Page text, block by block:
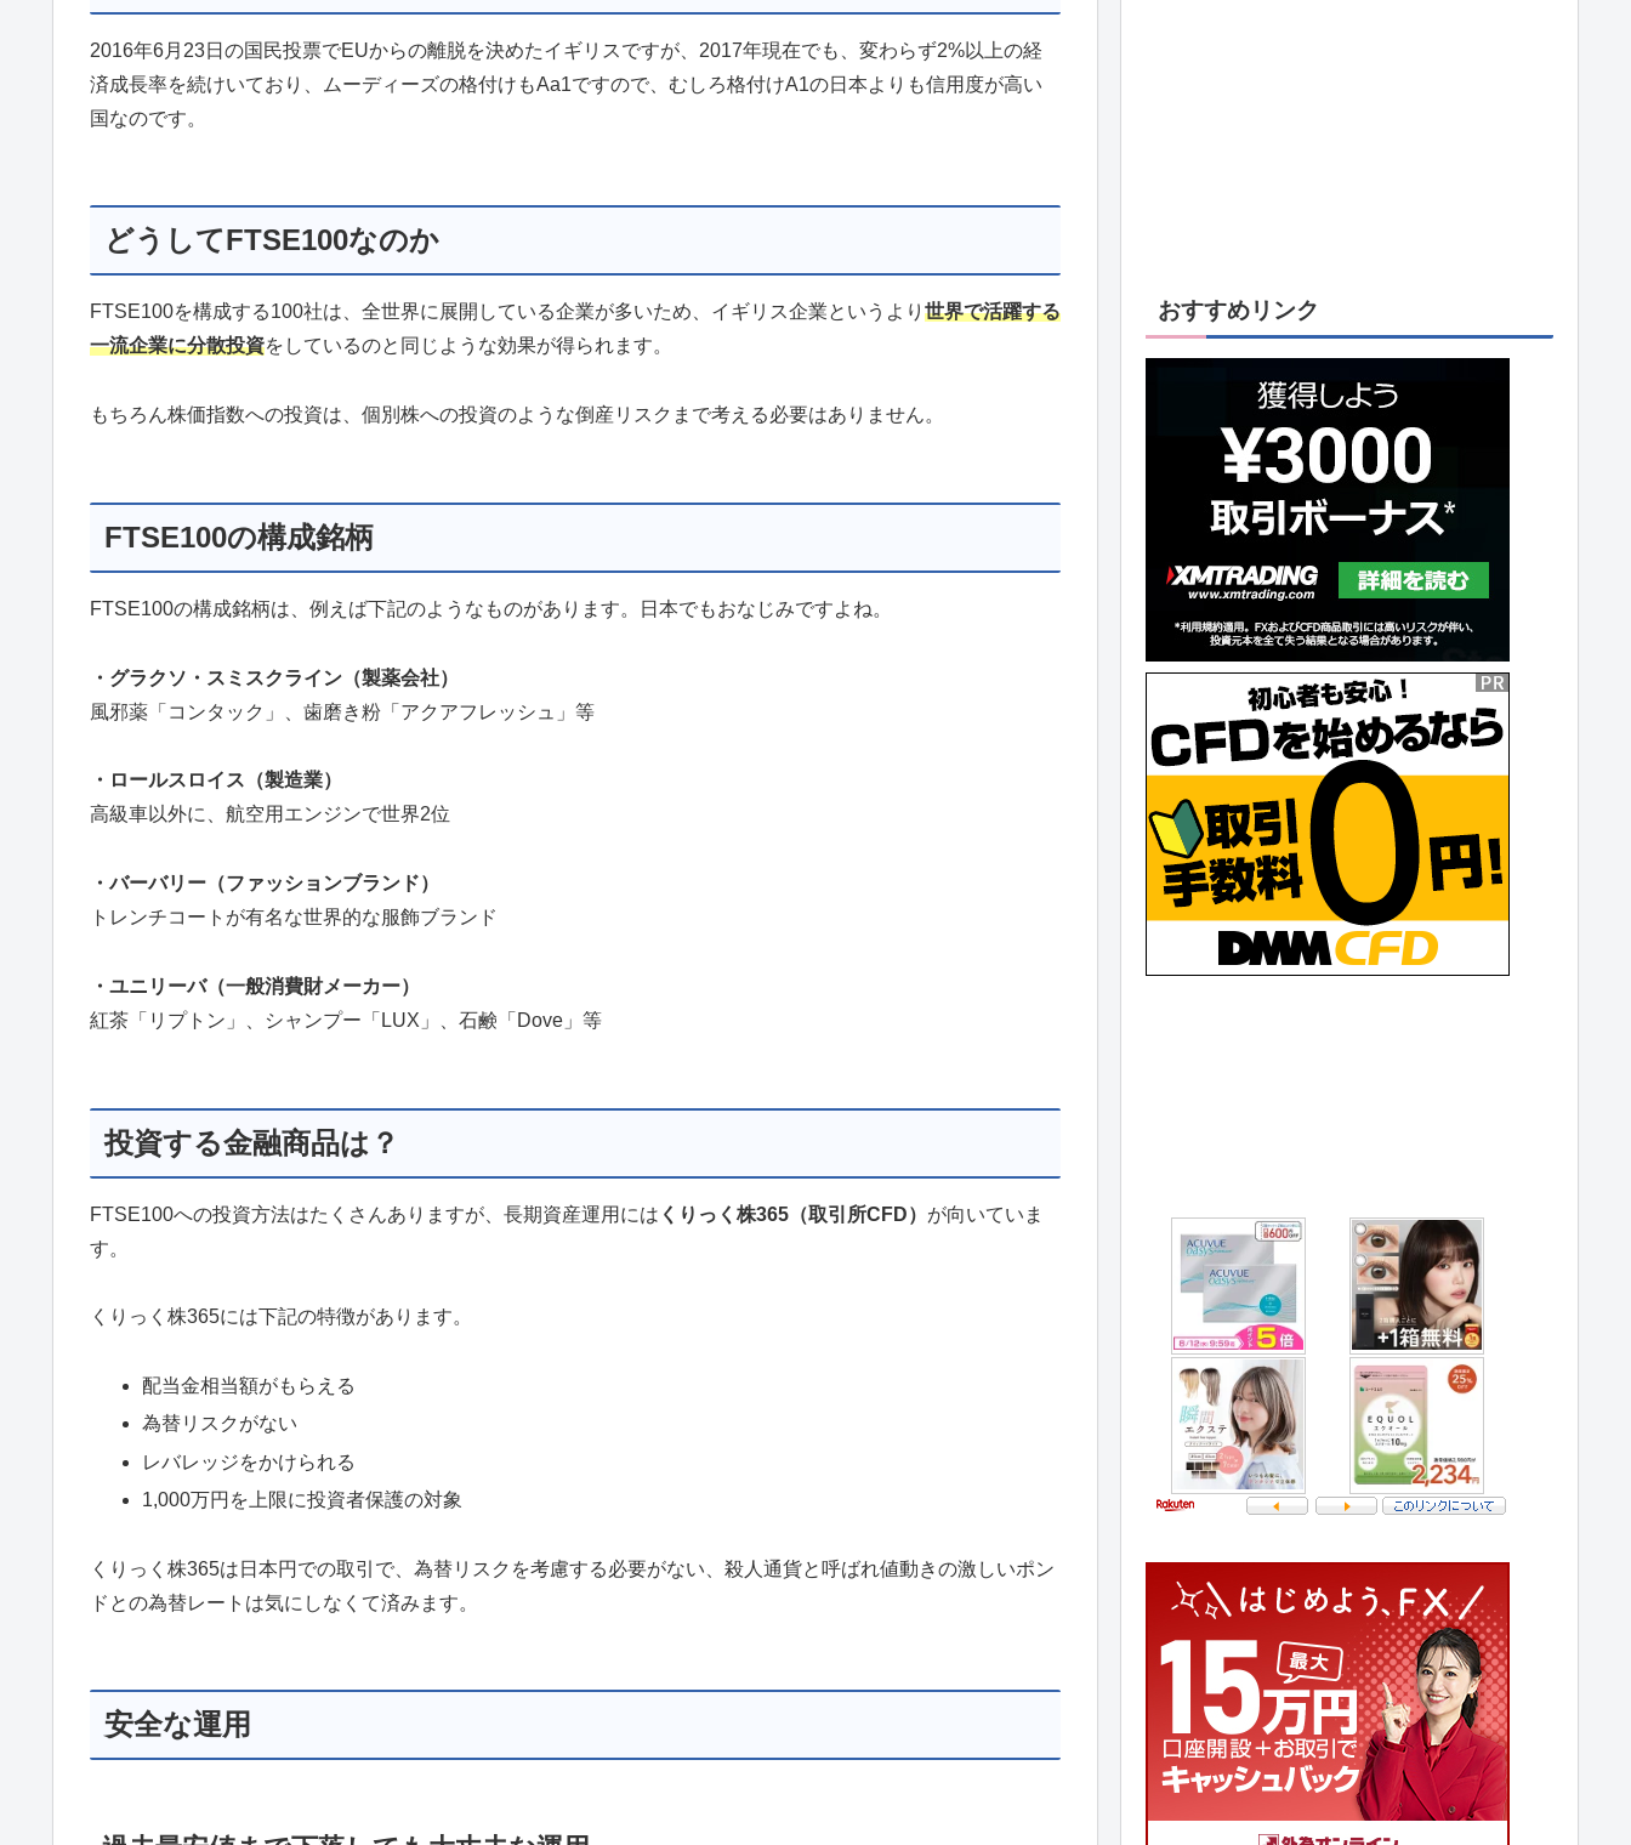
2016年6月23日の国民投票でEUからの離脱を決めたイギリスですが、2017年現在でも、変わらず2%以上の経
済成長率を続けいており、ムーディーズの格付けもAa1ですので、むしろ格付けA1の日本よりも信用度が高い
国なのです。
どうしてFTSE100なのか
FTSE100を構成する100社は、全世界に展開している企業が多いため、イギリス企業というより 世界で活躍する
一流企業に分散投資をしているのと同じような効果が得られます。
もちろん株価指数への投資は、個別株への投資のような倒産リスクまで考える必要はありません。
FTSE100の構成銘柄
FTSE100の構成銘柄は、例えば下記のようなものがあります。日本でもおなじみですよね。
・グラクソ・スミスクライン（製薬会社）
風邪薬「コンタック」、歯磨き粉「アクアフレッシュ」等
・ロールスロイス（製造業）
高級車以外に、航空用エンジンで世界2位
・バーバリー（ファッションブランド）
トレンチコートが有名な世界的な服飾ブランド
・ユニリーバ（一般消費財メーカー）
紅茶「リプトン」、シャンプー「LUX」、石鹸「Dove」等
投資する金融商品は？
FTSE100への投資方法はたくさんありますが、長期資産運用には くりっく株365（取引所CFD） が向いていま
す。
くりっく株365には下記の特徴があります。
配当金相当額がもらえる
為替リスクがない
レバレッジをかけられる
1,000万円を上限に投資者保護の対象
くりっく株365は日本円での取引で、為替リスクを考慮する必要がない、殺人通貨と呼ばれ値動きの激しいポン
ドとの為替レートは気にしなくて済みます。
安全な運用
おすすめリンク